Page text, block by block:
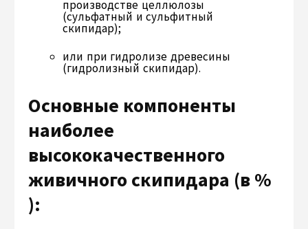
производстве целлюлозы
(сульфатный и сульфитный
скипидар);
или при гидролизе древесины
(гидролизный скипидар).
Основные компоненты
наиболее
высококачественного
живичного скипидара (в %
):